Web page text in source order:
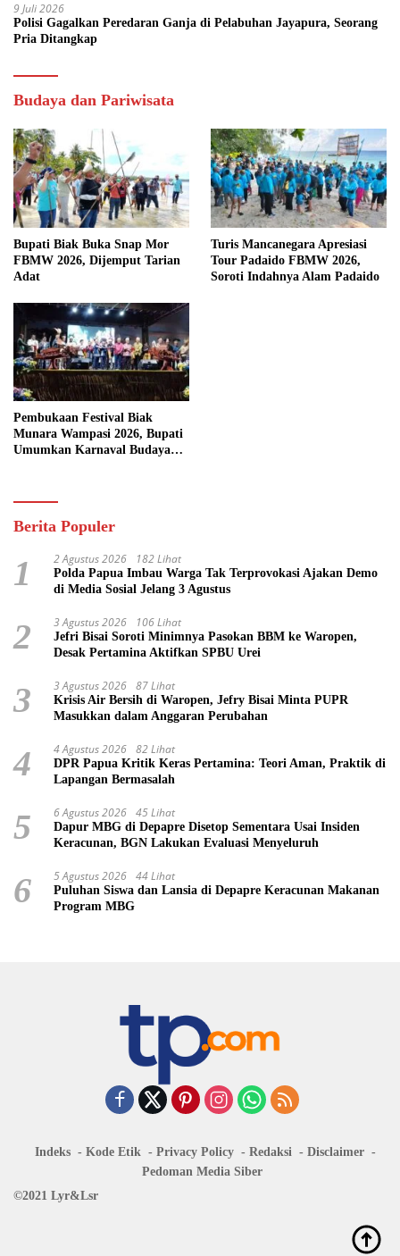
9 Juli 2026
Polisi Gagalkan Peredaran Ganja di Pelabuhan Jayapura, Seorang
Pria Ditangkap
Budaya dan Pariwisata
Bupati Biak Buka Snap Mor
FBMW 2026, Dijemput Tarian
Adat
Turis Mancanegara Apresiasi
Tour Padaido FBMW 2026,
Soroti Indahnya Alam Padaido
Pembukaan Festival Biak
Munara Wampasi 2026, Bupati
Umumkan Karnaval Budaya
Berita Populer
1 2 Agustus 2026 182 Lihat
Polda Papua Imbau Warga Tak Terprovokasi Ajakan Demo
di Media Sosial Jelang 3 Agustus
2 3 Agustus 2026 106 Lihat
Jefri Bisai Soroti Minimnya Pasokan BBM ke Waropen,
Desak Pertamina Aktifkan SPBU Urei
3 3 Agustus 2026 87 Lihat
Krisis Air Bersih di Waropen, Jefry Bisai Minta PUPR
Masukkan dalam Anggaran Perubahan
4 4 Agustus 2026 82 Lihat
DPR Papua Kritik Keras Pertamina: Teori Aman, Praktik di
Lapangan Bermasalah
5 6 Agustus 2026 45 Lihat
Dapur MBG di Depapre Disetop Sementara Usai Insiden
Keracunan, BGN Lakukan Evaluasi Menyeluruh
6 5 Agustus 2026 44 Lihat
Puluhan Siswa dan Lansia di Depapre Keracunan Makanan
Program MBG
Indeks Kode Etik Privacy Policy Redaksi
Disclaimer
Pedoman Media Siber
©2021 Lyr&Lsr